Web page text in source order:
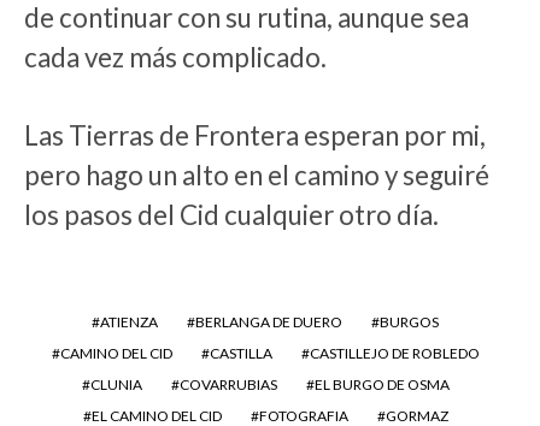
de continuar con su rutina, aunque sea
cada vez más complicado.
Las Tierras de Frontera esperan por mi,
pero hago un alto en el camino y seguiré
los pasos del Cid cualquier otro día.
ATIENZA BERLANGA DE DUERO
BURGOS
CAMINO DEL CID
CASTILLA
CASTILLEJO DE ROBLEDO
CLUNIA
COVARRUBIAS
EL BURGO DE OSMA
EL CAMINO DEL CID
FOTOGRAFIA
GORMAZ